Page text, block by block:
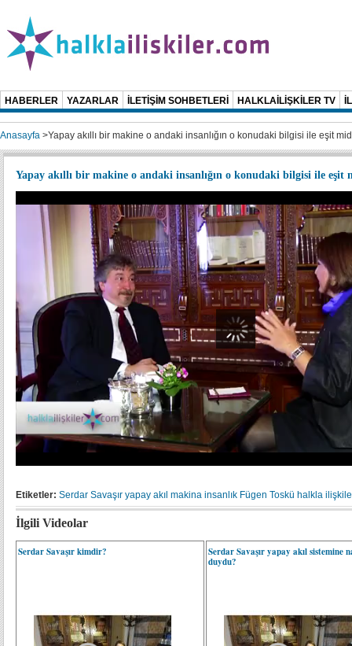
HABERLER YAZARLAR İLETİŞİM SOHBETLERİ HALKLAİLİŞKİLER TV
Anasayfa >Yapay akıllı bir makine o andaki insanlığın o konudaki bilgisi ile eşit
Yapay akıllı bir makine o andaki insanlığın o konudaki bilgisi ile eşit
Etiketler: Serdar Savaşır yapay akıl makina insanlık Fügen Toskü halkla
İlgili Videolar
Serdar Savaşır kimdir?
Serdar Savaşır yapay akıl sistemine
duydu?